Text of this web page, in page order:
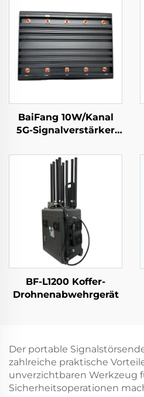
BaiFang 10W/Kanal
5G-Signalverstärker
Repeater, 2G 3G 4G
Verstärkung
BF-L1200 Koffer-
Drohnenabwehrgerät
Der portable
zahlreiche praktische
unverzichtbaren Werkzeug
Sicherheitsoperationen